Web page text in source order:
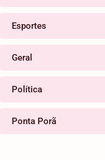
Esportes
Geral
Política
Ponta Porã